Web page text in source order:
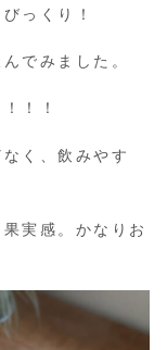
っくり！
でみました。
！！
く、飲みやす
実感。かなりお